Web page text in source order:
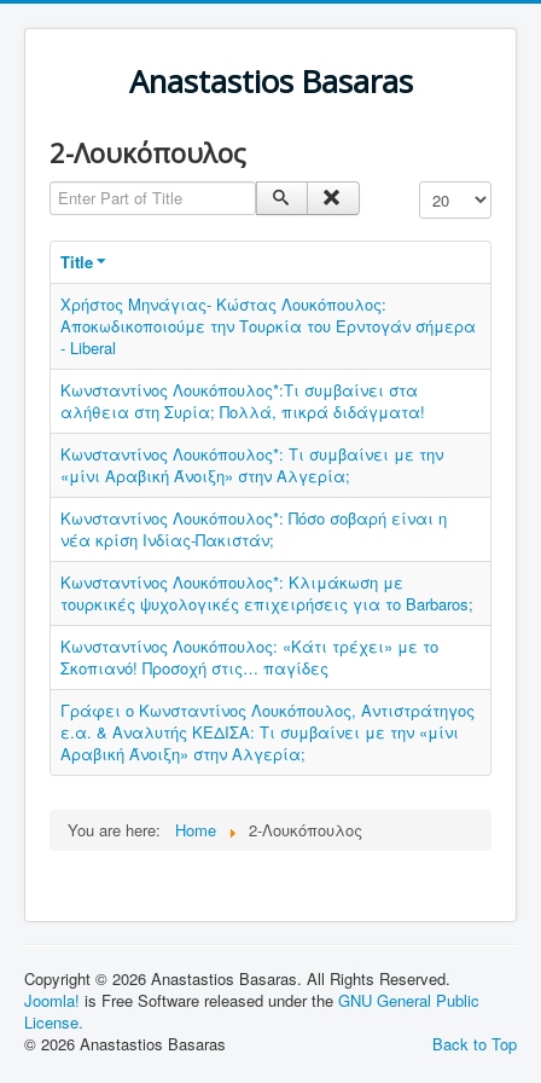
Anastastios Basaras
2-Λουκόπουλος
Enter Part of Title Display #
Title
Χρήστος Μηνάγιας- Κώστας Λουκόπουλος:
Αποκωδικοποιούμε την Τουρκία του Ερντογάν σήμερα
- Liberal
Κωνσταντίνος Λουκόπουλος*:Τι συμβαίνει στα
αλήθεια στη Συρία; Πολλά, πικρά διδάγματα!
Κωνσταντίνος Λουκόπουλος*: Τι συμβαίνει με την
«μίνι Αραβική Άνοιξη» στην Αλγερία;
Κωνσταντίνος Λουκόπουλος*: Πόσο σοβαρή είναι η
νέα κρίση Ινδίας-Πακιστάν;
Κωνσταντίνος Λουκόπουλος*: Κλιμάκωση με
τουρκικές ψυχολογικές επιχειρήσεις για το Barbaros;
Κωνσταντίνος Λουκόπουλος: «Κάτι τρέχει» με το
Σκοπιανό! Προσοχή στις… παγίδες
Γράφει ο Κωνσταντίνος Λουκόπουλος, Αντιστράτηγος
ε.α. & Αναλυτής ΚΕΔΙΣΑ: Τι συμβαίνει με την «μίνι
Αραβική Άνοιξη» στην Αλγερία;
You are here: Home 2-Λουκόπουλος
Copyright © 2026 Anastastios Basaras. All Rights Reserved.
Joomla! is Free Software released under the GNU General Public
License.
Back to Top
© 2026 Anastastios Basaras